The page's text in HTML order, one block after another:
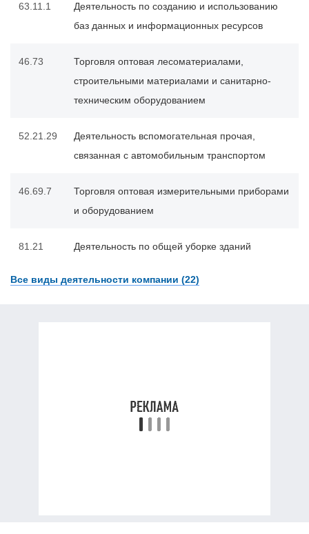
63.11.1
Деятельность по созданию и использованию
баз данных и информационных ресурсов
46.73
Торговля оптовая лесоматериалами,
строительными материалами и санитарно-
техническим оборудованием
52.21.29
Деятельность вспомогательная прочая,
связанная с автомобильным транспортом
46.69.7
Торговля оптовая измерительными приборами
и оборудованием
81.21 Деятельность по общей уборке зданий
Все виды деятельности компании (22)